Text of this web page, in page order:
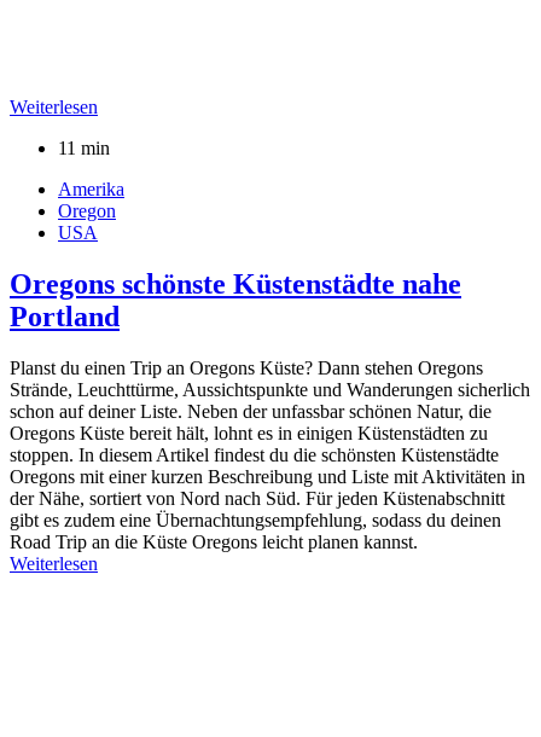
Weiterlesen
11 min
Amerika
Oregon
USA
Oregons schönste Küstenstädte nahe
Portland
Planst du einen Trip an Oregons Küste? Dann stehen Oregons
Strände, Leuchttürme, Aussichtspunkte und Wanderungen sicherlich
schon auf deiner Liste. Neben der unfassbar schönen Natur, die
Oregons Küste bereit hält, lohnt es in einigen Küstenstädten zu
stoppen. In diesem Artikel findest du die schönsten Küstenstädte
Oregons mit einer kurzen Beschreibung und Liste mit Aktivitäten in
der Nähe, sortiert von Nord nach Süd. Für jeden Küstenabschnitt
gibt es zudem eine Übernachtungsempfehlung, sodass du deinen
Road Trip an die Küste Oregons leicht planen kannst.
Weiterlesen